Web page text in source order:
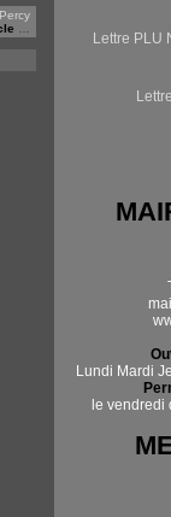
Lettre PLU
Lundi Mardi
le vendredi